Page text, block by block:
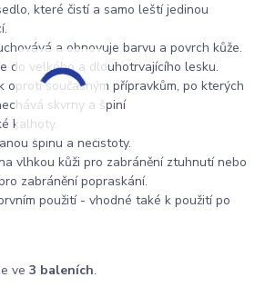
které čistí a samo leští jedinou
a obnovuje barvu a povrch kůže.
do velkého a dlouhotrvajícího lesku.
oproti současným přípravkům, po kterých
skvrny a špiní
kalhoty.
špínu a nečistoty.
vlhkou kůži pro zabránění ztuhnutí nebo
zabránění popraskání.
použití - vhodné také k použití po
ve 3 baleních.